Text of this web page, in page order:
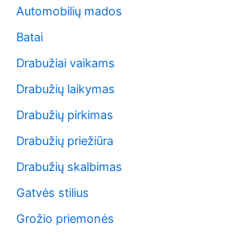
Automobilių mados
Batai
Drabužiai vaikams
Drabužių laikymas
Drabužių pirkimas
Drabužių priežiūra
Drabužių skalbimas
Gatvės stilius
Grožio priemonės